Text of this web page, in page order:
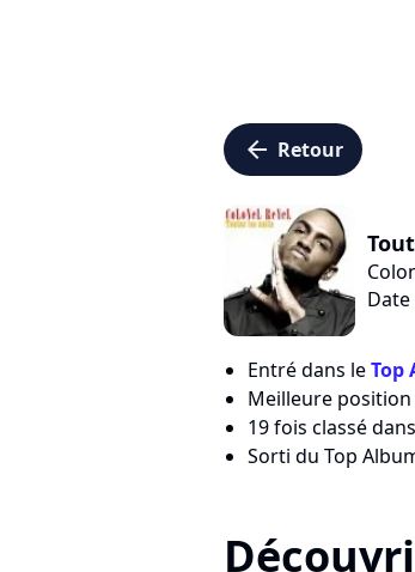
arrow_left Retour
Entré dans leTop
Meilleure position
19 fois classé
Sorti du Top